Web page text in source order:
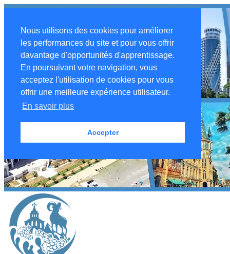
Nous utilisons des cookies pour améliorer
les performances du site et pour vous offrir
davantage d'opportunités d'apprentissage.
En poursuivant votre navigation, vous
acceptez l'utilisation de cookies pour vous
offrir une meilleure expérience utilisateur.
En savoir plus
Accepter